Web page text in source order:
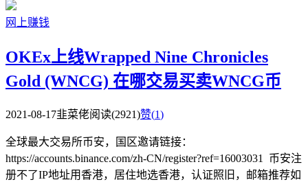
网上赚钱
OKEx上线Wrapped Nine Chronicles
Gold (WNCG) 在哪交易买卖WNCG币
2021-08-17韭菜佬阅读(2921)赞(1)
全球最大交易所币安，国区邀请链接：
https://accounts.binance.com/zh-CN/register?ref=16003031 币安注
册不了IP地址用香港，居住地选香港，认证照旧，邮箱推荐如